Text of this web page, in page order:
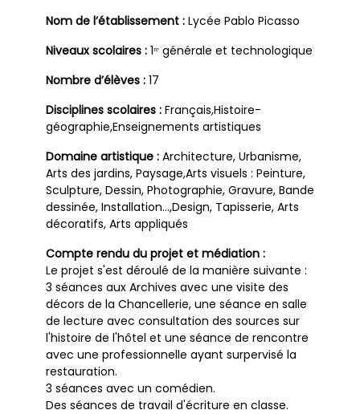
Nom de l’établissement : Lycée Pablo Picasso
Niveaux scolaires : 1ʳᵉ générale et technologique
Nombre d’élèves : 17
Disciplines scolaires : Français,Histoire-
géographie,Enseignements artistiques
Domaine artistique : Architecture, Urbanisme,
Arts des jardins, Paysage,Arts visuels : Peinture,
Sculpture, Dessin, Photographie, Gravure, Bande
dessinée, Installation…,Design, Tapisserie, Arts
décoratifs, Arts appliqués
Compte rendu du projet et médiation :
Le projet s'est déroulé de la manière suivante :
3 séances aux Archives avec une visite des
décors de la Chancellerie, une séance en salle
de lecture avec consultation des sources sur
l'histoire de l'hôtel et une séance de rencontre
avec une professionnelle ayant surpervisé la
restauration.
3 séances avec un comédien.
Des séances de travail d'écriture en classe.